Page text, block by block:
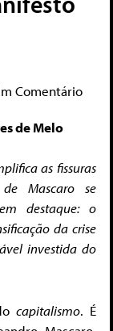
Comentário
de Melo
as fissuras
Mascaro se
destaque: o
da crise
investida do
capitalismo. É